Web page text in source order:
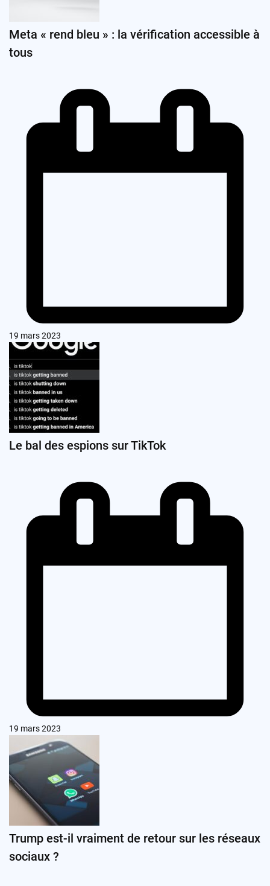
Meta « rend bleu » : la vérification accessible à
tous
19 mars 2023
Le bal des espions sur TikTok
19 mars 2023
Trump est-il vraiment de retour sur les réseaux
sociaux ?